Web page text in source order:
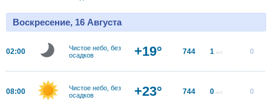
Воскресение, 16 Августа
02:00
Чистое небо, без
осадков
+19° 744 1 м/с 0
08:00
Чистое небо, без
осадков
+23° 744 0 м/с 0